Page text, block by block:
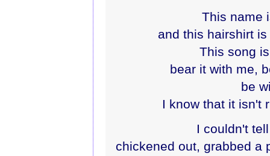
This name
and this hairshirt
This song
bear it with me,
be
I know that it isn't
I couldn't
chickened out, grabbed a